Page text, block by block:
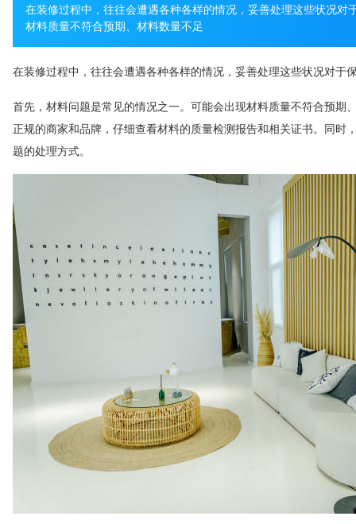
在装修过程中，往往会遭遇各种各样的情况，妥善处理这些状况
材料质量不符合预期、材料数量不足
在装修过程中，往往会遭遇各种各样的情况，妥善处理这些状况对于
首先，材料问题是常见的情况之一。可能会出现材料质量不符合预
正规的商家和品牌，仔细查看材料的质量检测报告和相关证书。同
题的处理方式。